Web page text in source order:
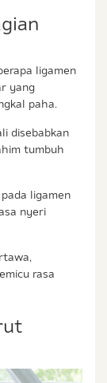
ligamen
yang
paha.
disebabkan
tumbuh
ligamen
nyeri
rasa